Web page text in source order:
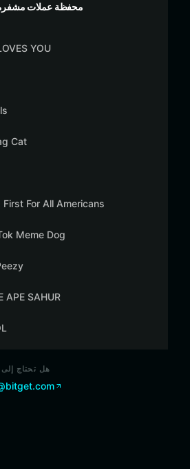
محفظة عملات
YOU
Cat
First For All Americans
Meme Dog
APE SAHUR
هل تحتاج